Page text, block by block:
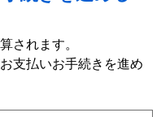
されます。
支払いお手続きを進め